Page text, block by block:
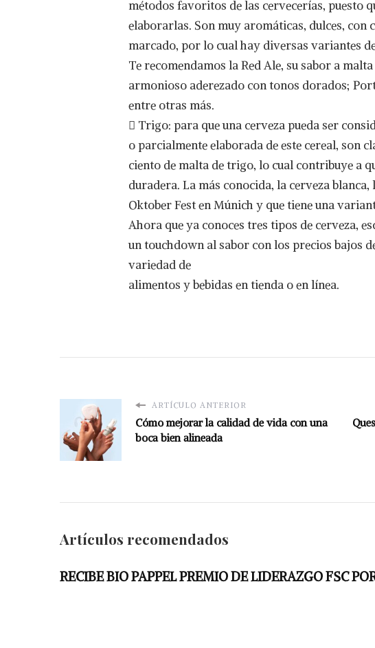
métodos favoritos de las cervecerías, puesto
elaborarlas. Son muy aromáticas, dulces, con
marcado, por lo cual hay diversas variantes
Te recomendamos la Red Ale, su sabor a
armonioso aderezado con tonos dorados;
entre otras más.
 Trigo: para que una cerveza pueda ser
o parcialmente elaborada de este cereal, son
ciento de malta de trigo, lo cual contribuye a
duradera. La más conocida, la cerveza
Oktober Fest en Múnich y que tiene una
Ahora que ya conoces tres tipos de cerveza,
un touchdown al sabor con los precios bajos
variedad de
alimentos y bebidas en tienda o en línea.
ARTÍCULO ANTERIOR
Cómo mejorar la calidad de vida con una
boca bien alineada
Artículos recomendados
RECIBE BIO PAPPEL PREMIO DE LIDERAZGO FSC